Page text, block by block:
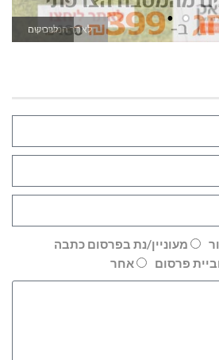
לאתר המשחקים
מעוניין/נת בפרסום כתבה
פרסום
אחר